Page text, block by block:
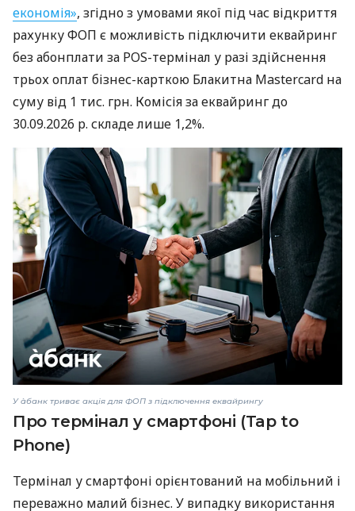
економія», згідно з умовами якої під час відкриття
рахунку ФОП є можливість підключити еквайринг
без абонплати за POS-термінал у разі здійснення
трьох оплат бізнес-карткою Блакитна Mastercard на
суму від 1 тис. грн. Комісія за еквайринг до
30.09.2026 р. складе лише 1,2%.
У àбанк триває акція для ФОП з підключення еквайрингу
Про термінал у смартфоні (Tap to
Phone)
Термінал у смартфоні орієнтований на мобільний і
переважно малий бізнес. У випадку використання